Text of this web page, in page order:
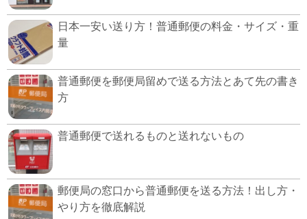
日本一安い送り方！普通郵便の料金・サイズ・重
量
普通郵便を郵便局留めで送る方法とあて先の書き
方
普通郵便で送れるものと送れないもの
郵便局の窓口から普通郵便を送る方法！出し方・
やり方を徹底解説